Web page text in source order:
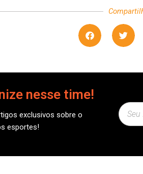
nesse time!
exclusivos sobre o
esportes!